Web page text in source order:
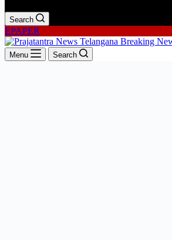
Search
EPAPER
Menu Search